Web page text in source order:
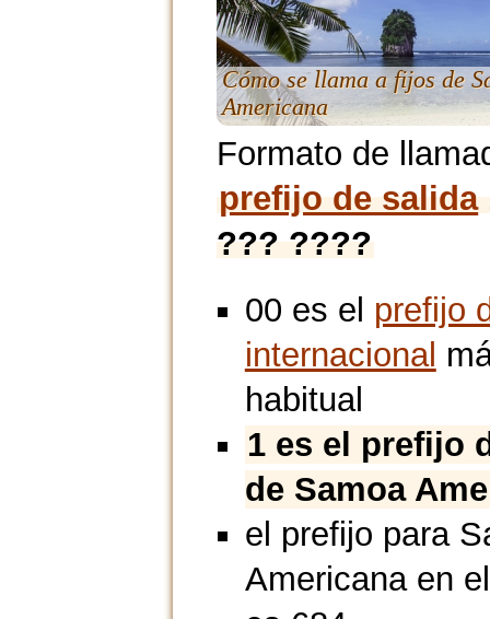
Cómo se llama a fijos de
Americana
Formato de
prefijo de salida
??? ????
00 es el prefijo
internacional
habitual
1 es el prefijo
de Samoa
el prefijo para
Americana en